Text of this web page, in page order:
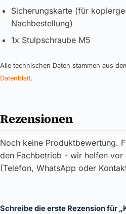
Sicherungskarte (für
Nachbestellung)
1x Stulpschraube M5
Alle technischen Daten stammen aus
Datenblatt.
Rezensionen
Noch keine Produktbewertung.
den Fachbetrieb - wir helfen vor
(Telefon, WhatsApp oder
Schreibe die erste Rezension für